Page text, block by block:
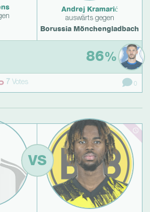
Andrej Kramarić
auswärts gegen
Borussia Mönchengladbach
86%
7 Votes 0
VS